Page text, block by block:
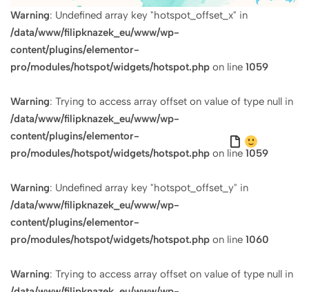
Warning: Undefined array key "hotspot_offset_x" in
/data/www/filipknazek_eu/www/wp-
content/plugins/elementor-
pro/modules/hotspot/widgets/hotspot.php on line 1059
Warning: Trying to access array offset on value of type null in
/data/www/filipknazek_eu/www/wp-
content/plugins/elementor-
pro/modules/hotspot/widgets/hotspot.php on line 1059
Warning: Undefined array key "hotspot_offset_y" in
/data/www/filipknazek_eu/www/wp-
content/plugins/elementor-
pro/modules/hotspot/widgets/hotspot.php on line 1060
Warning: Trying to access array offset on value of type null in